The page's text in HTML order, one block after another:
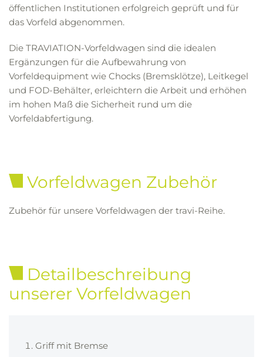
öffentlichen Institutionen erfolgreich geprüft und für
das Vorfeld abgenommen.
Die TRAVIATION-Vorfeldwagen sind die idealen
Ergänzungen für die Aufbewahrung von
Vorfeldequipment wie Chocks (Bremsklötze), Leitkegel
und FOD-Behälter, erleichtern die Arbeit und erhöhen
im hohen Maß die Sicherheit rund um die
Vorfeldabfertigung.
Vorfeldwagen Zubehör
Zubehör für unsere Vorfeldwagen der travi-Reihe.
Detailbeschreibung
unserer Vorfeldwagen
Griff mit Bremse